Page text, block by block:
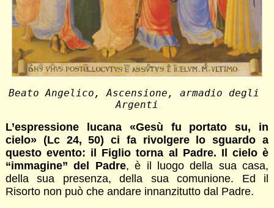
Beato Angelico, Ascensione, armadio degli
Argenti
L’espressione lucana «Gesù fu portato su, in
cielo» (Lc 24, 50) ci fa rivolgere lo sguardo a
questo evento: il Figlio torna al Padre. Il cielo è
“immagine” del Padre, è il luogo della sua casa,
della sua presenza, della sua comunione. Ed il
Risorto non può che andare innanzitutto dal Padre.